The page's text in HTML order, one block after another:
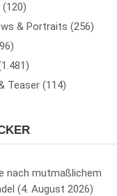
(120)
& Portraits (256)
Teaser (114)
nach mutmaßlichem
4. August 2026